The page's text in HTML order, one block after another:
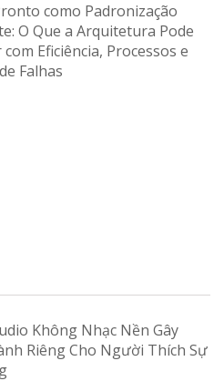
como Padronização
O Que a Arquitetura Pode
Eficiência, Processos e
Falhas
Không Nhạc Nền Gây
Riêng Cho Người Thích Sự